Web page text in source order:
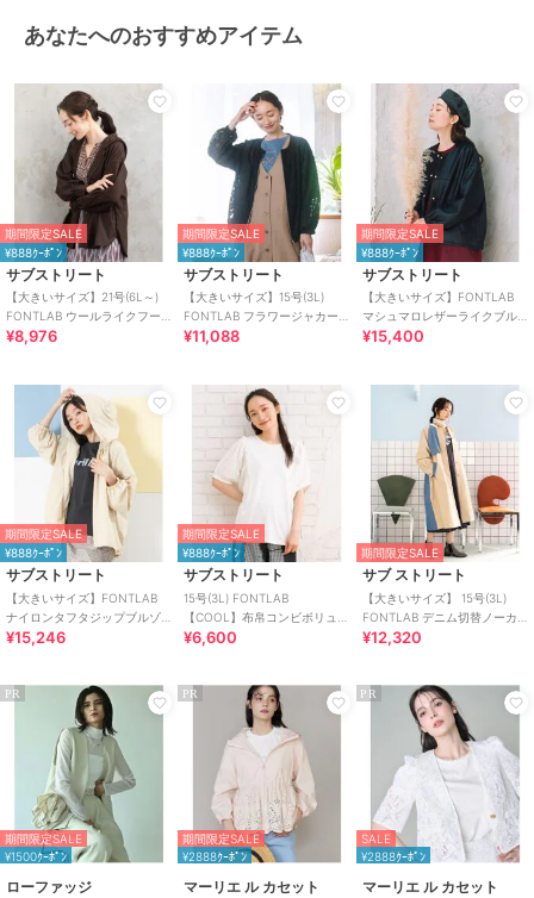
あなたへのおすすめアイテム
期間限定SALE
¥888ｸｰﾎﾟﾝ
サブストリート
【大きいサイズ】21号(6L～)
FONTLAB ウールライクフー
ディーブルゾン
¥8,976
期間限定SALE
¥888ｸｰﾎﾟﾝ
サブストリート
【大きいサイズ】15号(3L)
FONTLAB フラワージャカー
ドシアーブルゾン
¥11,088
期間限定SALE
¥888ｸｰﾎﾟﾝ
サブストリート
【大きいサイズ】FONTLAB
マシュマロレザーライクブル
ゾン
¥15,400
期間限定SALE
¥888ｸｰﾎﾟﾝ
サブストリート
【大きいサイズ】FONTLAB
ナイロンタフタジップブルゾ
ン
¥15,246
期間限定SALE
¥888ｸｰﾎﾟﾝ
サブストリート
15号(3L) FONTLAB
【COOL】布帛コンビボリュー
ムギャザースリーブカットソ
¥6,600
期間限定SALE
サブ ストリート
【大きいサイズ】 15号(3L)
FONTLAB デニム切替ノーカ
ラーコート
¥12,320
PR
期間限定SALE
¥1500ｸｰﾎﾟﾝ
ローファッジ
PR
期間限定SALE
¥2888ｸｰﾎﾟﾝ
マーリエ ル カセット
PR
SALE
¥2888ｸｰﾎﾟﾝ
マーリエ ル カセット